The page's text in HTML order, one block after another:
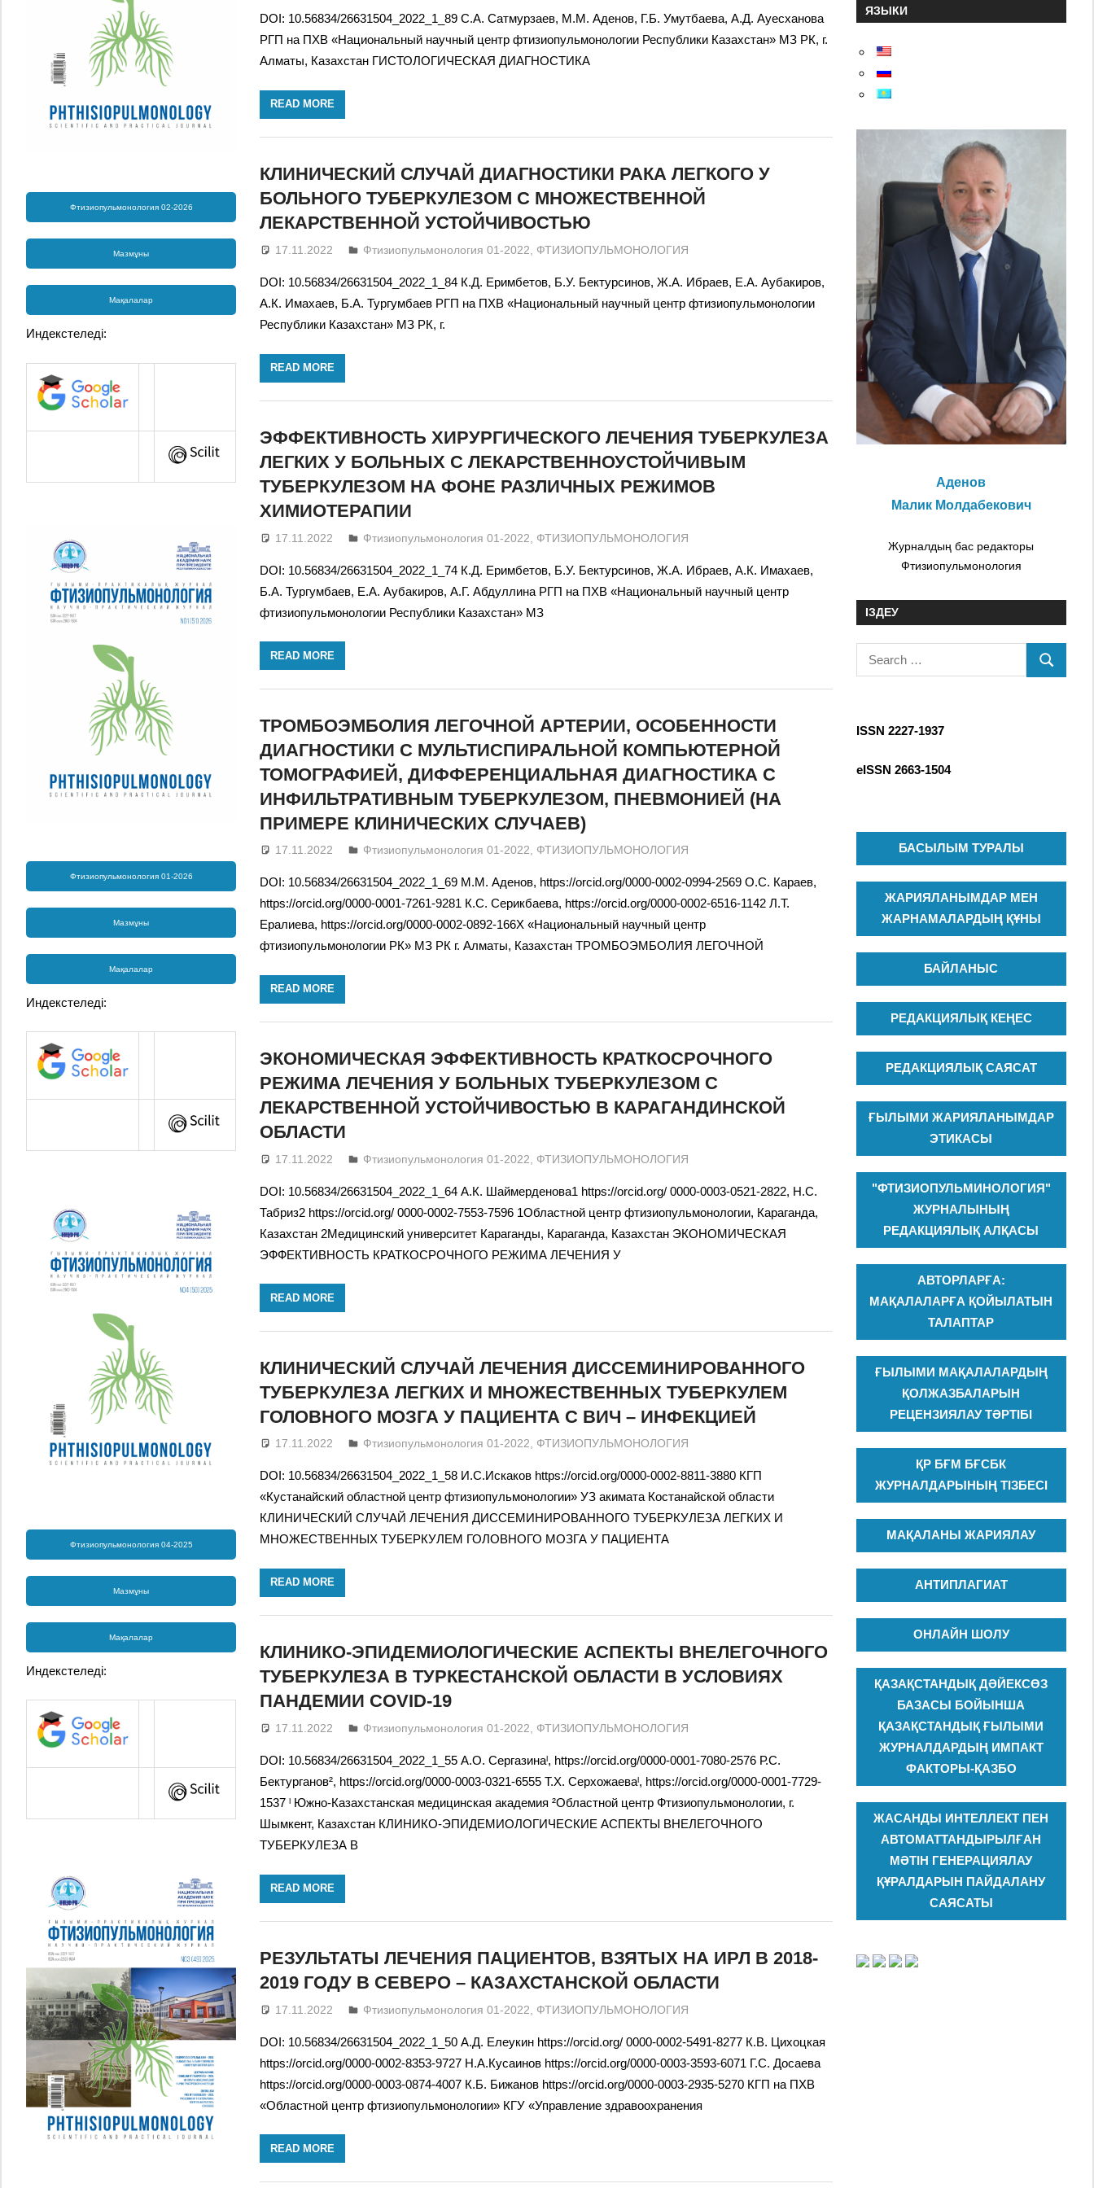
DOI: 10.56834/26631504_2022_1_89 С.А. Сатмурзаев, М.М. Аденов, Г.Б. Умутбаева, А.Д. Ауесханова
РГП на ПХВ «Национальный научный центр фтизиопульмонологии Республики Казахстан» МЗ РК, г.
Алматы, Казахстан ГИСТОЛОГИЧЕСКАЯ ДИАГНОСТИКА
READ MORE
КЛИНИЧЕСКИЙ СЛУЧАЙ ДИАГНОСТИКИ РАКА ЛЕГКОГО У
БОЛЬНОГО ТУБЕРКУЛЕЗОМ С МНОЖЕСТВЕННОЙ
ЛЕКАРСТВЕННОЙ УСТОЙЧИВОСТЬЮ
17.11.2022 admin
Фтизиопульмонология 01-2022 ФТИЗИОПУЛЬМОНОЛОГИЯ
DOI: 10.56834/26631504_2022_1_84 К.Д. Еримбетов, Б.У. Бектурсинов, Ж.А. Ибраев, Е.А. Аубакиров,
А.К. Имахаев, Б.А. Тургумбаев РГП на ПХВ «Национальный научный центр фтизиопульмонологии
Республики Казахстан» МЗ РК, г.
READ MORE
ЭФФЕКТИВНОСТЬ ХИРУРГИЧЕСКОГО ЛЕЧЕНИЯ ТУБЕРКУЛЕЗА
ЛЕГКИХ У БОЛЬНЫХ С ЛЕКАРСТВЕННОУСТОЙЧИВЫМ
ТУБЕРКУЛЕЗОМ НА ФОНЕ РАЗЛИЧНЫХ РЕЖИМОВ
ХИМИОТЕРАПИИ
17.11.2022 admin
Фтизиопульмонология 01-2022 ФТИЗИОПУЛЬМОНОЛОГИЯ
DOI: 10.56834/26631504_2022_1_74 К.Д. Еримбетов, Б.У. Бектурсинов, Ж.А. Ибраев, А.К. Имахаев,
Б.А. Тургумбаев, Е.А. Аубакиров, А.Г. Абдуллина РГП на ПХВ «Национальный научный центр
фтизиопульмонологии Республики Казахстан» МЗ
READ MORE
ТРОМБОЭМБОЛИЯ ЛЕГОЧНОЙ АРТЕРИИ, ОСОБЕННОСТИ
ДИАГНОСТИКИ С МУЛЬТИСПИРАЛЬНОЙ КОМПЬЮТЕРНОЙ
ТОМОГРАФИЕЙ, ДИФФЕРЕНЦИАЛЬНАЯ ДИАГНОСТИКА С
ИНФИЛЬТРАТИВНЫМ ТУБЕРКУЛЕЗОМ, ПНЕВМОНИЕЙ (НА
ПРИМЕРЕ КЛИНИЧЕСКИХ СЛУЧАЕВ)
17.11.2022 admin
Фтизиопульмонология 01-2022, ФТИЗИОПУЛЬМОНОЛОГИЯ
DOI: 10.56834/26631504_2022_1_69 М.М. Аденов, https://orcid.org/0000-0002-0994-2569 О.С. Караев,
https://orcid.org/0000-0001-7261-9281 К.С. Серикбаева, https://orcid.org/0000-0002-6516-1142 Л.Т.
Ералиева, https://orcid.org/0000-0002-0892-166X «Национальный научный центр
фтизиопульмонологии РК» МЗ РК г. Алматы, Казахстан ТРОМБОЭМБОЛИЯ ЛЕГОЧНОЙ
READ MORE
ЭКОНОМИЧЕСКАЯ ЭФФЕКТИВНОСТЬ КРАТКОСРОЧНОГО
РЕЖИМА ЛЕЧЕНИЯ У БОЛЬНЫХ ТУБЕРКУЛЕЗОМ С
ЛЕКАРСТВЕННОЙ УСТОЙЧИВОСТЬЮ В КАРАГАНДИНСКОЙ
ОБЛАСТИ
17.11.2022 admin
Фтизиопульмонология 01-2022 ФТИЗИОПУЛЬМОНОЛОГИЯ
DOI: 10.56834/26631504_2022_1_64 А.К. Шаймерденова1 https://orcid.org/ 0000-0003-0521-2822, Н.С.
Табриз2 https://orcid.org/ 0000-0002-7553-7596 1Областной центр фтизиопульмонологии, Караганда,
Казахстан 2Медицинский университет Караганды, Караганда, Казахстан ЭКОНОМИЧЕСКАЯ
ЭФФЕКТИВНОСТЬ КРАТКОСРОЧНОГО РЕЖИМА ЛЕЧЕНИЯ У
READ MORE
КЛИНИЧЕСКИЙ СЛУЧАЙ ЛЕЧЕНИЯ ДИССЕМИНИРОВАННОГО
ТУБЕРКУЛЕЗА ЛЕГКИХ И МНОЖЕСТВЕННЫХ ТУБЕРКУЛЕМ
ГОЛОВНОГО МОЗГА У ПАЦИЕНТА С ВИЧ – ИНФЕКЦИЕЙ
17.11.2022 admin
Фтизиопульмонология 01-2022, ФТИЗИОПУЛЬМОНОЛОГИЯ
DOI: 10.56834/26631504_2022_1_58 И.С.Искаков https://orcid.org/0000-0002-8811-3880 КГП
«Кустанайский областной центр фтизиопульмонологии» УЗ акимата Костанайской области
КЛИНИЧЕСКИЙ СЛУЧАЙ ЛЕЧЕНИЯ ДИССЕМИНИРОВАННОГО ТУБЕРКУЛЕЗА ЛЕГКИХ И
МНОЖЕСТВЕННЫХ ТУБЕРКУЛЕМ ГОЛОВНОГО МОЗГА У ПАЦИЕНТА
READ MORE
КЛИНИКО-ЭПИДЕМИОЛОГИЧЕСКИЕ АСПЕКТЫ ВНЕЛЕГОЧНОГО
ТУБЕРКУЛЕЗА В ТУРКЕСТАНСКОЙ ОБЛАСТИ В УСЛОВИЯХ
ПАНДЕМИИ COVID-19
17.11.2022 admin
Фтизиопульмонология 01-2022 ФТИЗИОПУЛЬМОНОЛОГИЯ
DOI: 10.56834/26631504_2022_1_55 А.О. Сергазинаˡ, https://orcid.org/0000-0001-7080-2576 Р.С.
Бектурганов², https://orcid.org/0000-0003-0321-6555 Т.Х. Серхожаеваˡ, https://orcid.org/0000-0001-7729-
1537 ˡ Южно-Казахстанская медицинская академия ²Областной центр Фтизиопульмонологии, г.
Шымкент, Казахстан КЛИНИКО-ЭПИДЕМИОЛОГИЧЕСКИЕ АСПЕКТЫ ВНЕЛЕГОЧНОГО
ТУБЕРКУЛЕЗА В
READ MORE
РЕЗУЛЬТАТЫ ЛЕЧЕНИЯ ПАЦИЕНТОВ, ВЗЯТЫХ НА ИРЛ В 2018-
2019 ГОДУ В СЕВЕРО – КАЗАХСТАНСКОЙ ОБЛАСТИ
17.11.2022 admin
Фтизиопульмонология 01-2022 ФТИЗИОПУЛЬМОНОЛОГИЯ
DOI: 10.56834/26631504_2022_1_50 А.Д. Елеукин https://orcid.org/ 0000-0002-5491-8277 К.В. Цихоцкая
https://orcid.org/0000-0002-8353-9727 Н.А.Кусаинов https://orcid.org/0000-0003-3593-6071 Г.С. Досаева
https://orcid.org/0000-0003-0874-4007 К.Б. Бижанов https://orcid.org/0000-0003-2935-5270 КГП на ПХВ
«Областной центр фтизиопульмонологии» КГУ «Управление здравоохранения
READ MORE
Фтизиопульмонология 02-2026
Мазмұны
Мақалалар
Индекстеледі:
Фтизиопульмонология 01-2026
Мазмұны
Мақалалар
Индекстеледі:
Фтизиопульмонология 04-2025
Мазмұны
Мақалалар
Индекстеледі:
ЯЗЫКИ
Аденов
Малик Молдабекович
Журналдың бас редакторы
Фтизиопульмонология
ІЗДЕУ
e
c
ISSN 2227-1937
eISSN 2663-1504
БАСЫЛЫМ ТУРАЛЫ
ЖАРИЯЛАНЫМДАР МЕН
ЖАРНАМАЛАРДЫҢ ҚҰНЫ
БАЙЛАНЫС
РЕДАКЦИЯЛЫҚ КЕҢЕС
РЕДАКЦИЯЛЫҚ САЯСАТ
ҒЫЛЫМИ ЖАРИЯЛАНЫМДАР
ЭТИКАСЫ
"ФТИЗИОПУЛЬМИНОЛОГИЯ"
ЖУРНАЛЫНЫҢ
РЕДАКЦИЯЛЫҚ АЛҚАСЫ
АВТОРЛАРҒА:
МАҚАЛАЛАРҒА ҚОЙЫЛАТЫН
ТАЛАПТАР
ҒЫЛЫМИ МАҚАЛАЛАРДЫҢ
ҚОЛЖАЗБАЛАРЫН
РЕЦЕНЗИЯЛАУ ТӘРТІБІ
ҚР БҒМ БҒСБК
ЖУРНАЛДАРЫНЫҢ ТІЗБЕСІ
МАҚАЛАНЫ ЖАРИЯЛАУ
АНТИПЛАГИАТ
ОНЛАЙН ШОЛУ
ҚАЗАҚСТАНДЫҚ ДӘЙЕКСӨЗ
БАЗАСЫ БОЙЫНША
ҚАЗАҚСТАНДЫҚ ҒЫЛЫМИ
ЖУРНАЛДАРДЫҢ ИМПАКТ
ФАКТОРЫ-ҚАЗБО
ЖАСАНДЫ ИНТЕЛЛЕКТ ПЕН
АВТОМАТТАНДЫРЫЛҒАН
МӘТІН ГЕНЕРАЦИЯЛАУ
ҚҰРАЛДАРЫН ПАЙДАЛАНУ
САЯСАТЫ